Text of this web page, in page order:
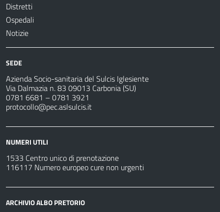
Distretti
Ospedali
Notizie
SEDE
Azienda Socio-sanitaria del Sulcis Iglesiente
Via Dalmazia n. 83 09013 Carbonia (SU)
0781 6681 – 0781 3921
protocollo@pec.aslsulcis.it
NUMERI UTILI
1533 Centro unico di prenotazione
116117 Numero europeo cure non urgenti
ARCHIVIO ALBO PRETORIO